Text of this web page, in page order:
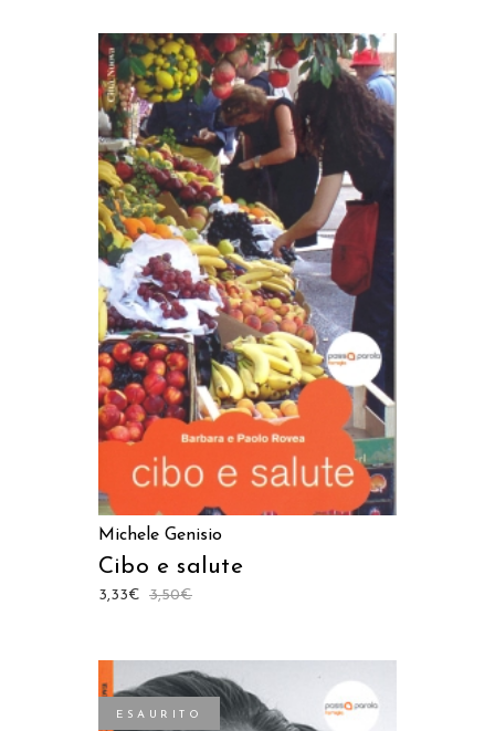
AGGIUNGI AL CARRELLO
Michele Genisio
Cibo e salute
3,50€
3,33€
ESAURITO